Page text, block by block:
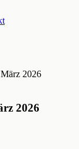
2026
2026